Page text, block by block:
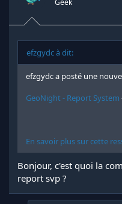
Geek
efzgydc à dit:
efzgydc a posté une
GeoNight - Report System
En savoir plus sur cette
Bonjour, c'est quoi la
report svp ?